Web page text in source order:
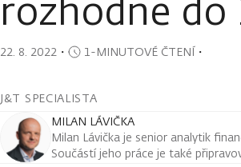
rozhodne do
22. 8. 2022 ・ 1-MINUTOVÉ ČTENÍ・
J&T SPECIALISTA
MILAN LÁVIČKA
Milan Lávička je senior analytik
Součástí jeho práce je také